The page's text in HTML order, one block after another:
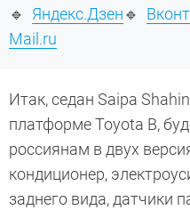
🔹 Яндекс.Дзен🔹
Mail.ru
Итак, седан Saipa
платформе Toyota B,
россиянам в двух
кондиционер,
заднего вида, датчики